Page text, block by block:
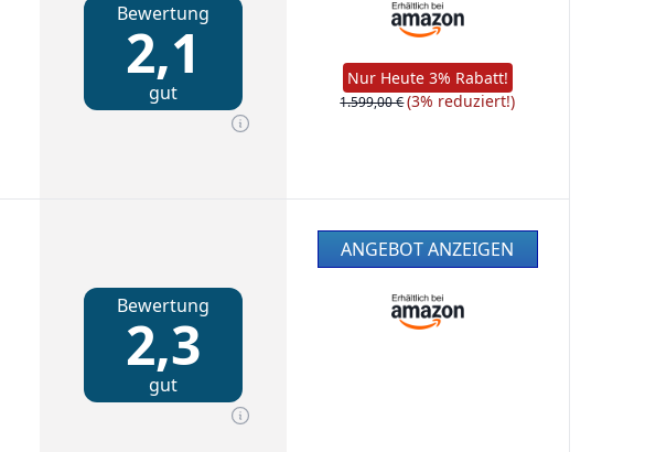
Bewertung
2,1
gut
Nur Heute 3% Rabatt!
1.599,00 €(3% reduziert!)
Bewertung
2,3
gut
ANGEBOT ANZEIGEN